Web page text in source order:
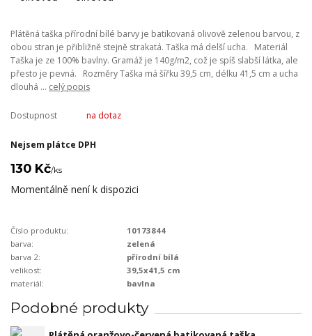
Plátěná taška přírodní bílé barvy je batikovaná olivově zelenou barvou, z
obou stran je přibližně stejně strakatá. Taška má delší ucha. Materiál
Taška je ze 100% bavlny. Gramáž je 140g/m2, což je spíš slabší látka, ale
přesto je pevná. Rozměry Taška má šířku 39,5 cm, délku 41,5 cm a ucha
dlouhá ... celý popis
Dostupnost na dotaz
Nejsem plátce DPH
130 Kč/ks
Momentálně není k dispozici
Číslo produktu:
10173844
barva:
zelená
barva 2:
přírodní bílá
velikost:
39,5x41,5 cm
materiál:
bavlna
Podobné produkty